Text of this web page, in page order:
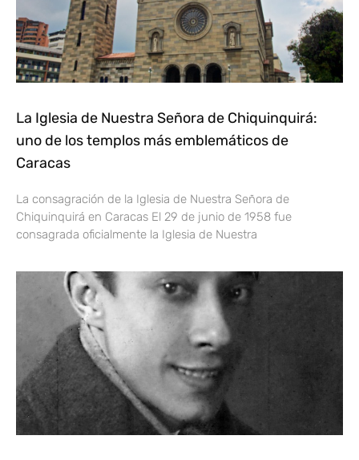
La Iglesia de Nuestra Señora de Chiquinquirá:
uno de los templos más emblemáticos de
Caracas
La consagración de la Iglesia de Nuestra Señora de
Chiquinquirá en Caracas El 29 de junio de 1958 fue
consagrada oficialmente la Iglesia de Nuestra